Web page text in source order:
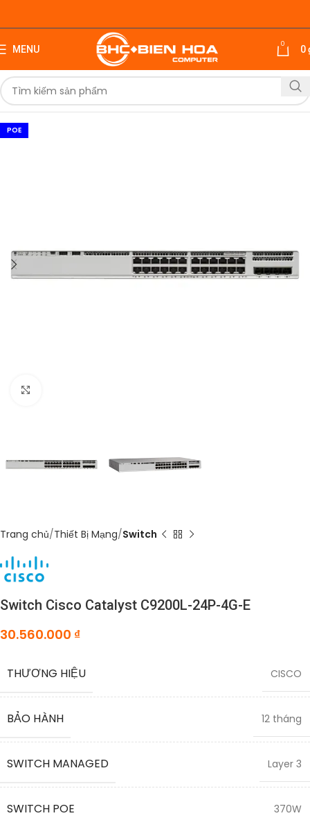
MENU 0 0
POE
Trang chủ Thiết Bị Mạng Switch
Switch Cisco Catalyst C9200L-24P-4G-E
30.560.000 ₫
THƯƠNG HIỆU CISCO
BẢO HÀNH 12 tháng
SWITCH MANAGED Layer 3
SWITCH POE 370W